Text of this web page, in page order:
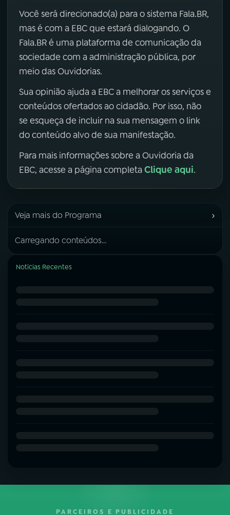
Você será direcionado(a) para o sistema Fala.BR,
mas é com a EBC que estará dialogando. O
Fala.BR é uma plataforma de comunicação da
sociedade com a administração pública, por
meio das Ouvidorias.
Sua opinião ajuda a EBC a melhorar os serviços e
conteúdos ofertados ao cidadão. Por isso, não
se esqueça de incluir na sua mensagem o link
do conteúdo alvo de sua manifestação.
Para mais informações sobre a Ouvidoria da
EBC, acesse a página completa Clique aqui.
Veja mais do Programa ›
Carregando conteúdos...
Notícias Recentes
PARCEIROS E PUBLICIDADE